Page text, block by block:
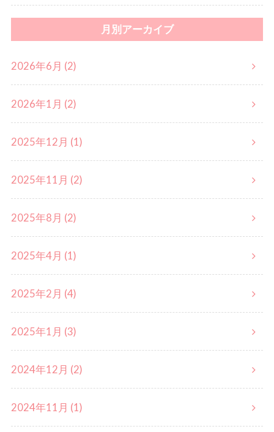
月別アーカイブ
2026年6月 (2)
2026年1月 (2)
2025年12月 (1)
2025年11月 (2)
2025年8月 (2)
2025年4月 (1)
2025年2月 (4)
2025年1月 (3)
2024年12月 (2)
2024年11月 (1)